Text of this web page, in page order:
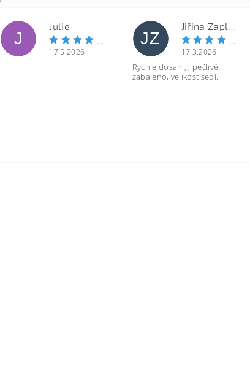
J
Julie
17.5.2026
JZ
17.3.2026
Rychle dosani, , pečlivě
zabaleno, velikost sedí.